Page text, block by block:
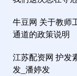
牛豆网 关于教师
通道的政策说明
江苏配资网 护发
发_潘婷发